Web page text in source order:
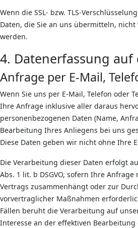
Wenn die SSL- bzw. TLS-
Daten, die Sie an uns übermitteln,
werden.
4. Datenerfassung auf
Anfrage per E-Mail,
Wenn Sie uns per E-Mail, Telefon oder
Ihre Anfrage inklusive aller daraus
personenbezogenen Daten (Name,
Bearbeitung Ihres Anliegens bei uns
Diese Daten geben wir nicht ohne Ihre
Die Verarbeitung dieser Daten erfolgt
Abs. 1 lit. b DSGVO, sofern Ihre
Vertrags zusammenhängt oder zur
vorvertraglicher Maßnahmen
Fällen beruht die Verarbeitung auf
Interesse an der effektiven